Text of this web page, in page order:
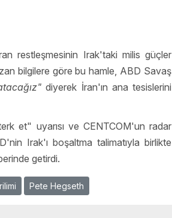
restleşmesinin Irak'taki milis güçler
bilgilere göre bu hamle, ABD Savaş
diyerek İran'ın ana tesislerini
et" uyarısı ve CENTCOM'un radar
Irak'ı boşaltma talimatıyla birlikte
getirdi.
Pete Hegseth